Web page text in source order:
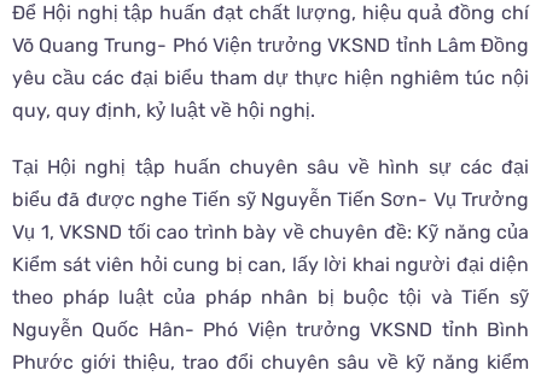
Để Hội nghị tập huấn đạt chất lượng, hiệu quả đồng chí
Võ Quang Trung- Phó Viện trưởng VKSND tỉnh Lâm Đồng
yêu cầu các đại biểu tham dự thực hiện nghiêm túc nội
quy, quy định, kỷ luật về hội nghị.
Tại Hội nghị tập huấn chuyên sâu về hình sự các đại
biểu đã được nghe Tiến sỹ Nguyễn Tiến Sơn- Vụ Trưởng
Vụ 1, VKSND tối cao trình bày về chuyên đề: Kỹ năng của
Kiểm sát viên hỏi cung bị can, lấy lời khai người đại diện
theo pháp luật của pháp nhân bị buộc tội và Tiến sỹ
Nguyễn Quốc Hân- Phó Viện trưởng VKSND tỉnh Bình
Phước giới thiệu, trao đổi chuyên sâu về kỹ năng kiểm